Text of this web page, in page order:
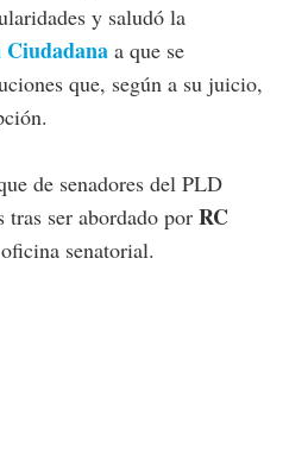
y saludó la
a que se
que, según a su juicio,
de senadores del PLD
tras ser abordado por RC
senatorial.